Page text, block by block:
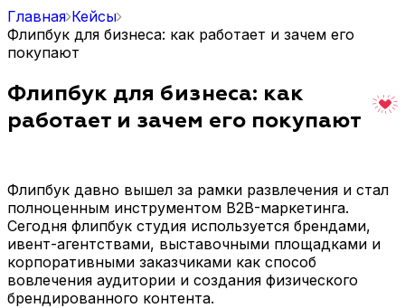
Главная Кейсы
Флипбук для бизнеса: как работает и зачем его
покупают
Флипбук для бизнеса: как
работает и зачем его покупают
Флипбук давно вышел за рамки развлечения и стал
полноценным инструментом B2B-маркетинга.
Сегодня флипбук студия используется брендами,
ивент-агентствами, выставочными площадками и
корпоративными заказчиками как способ
вовлечения аудитории и создания физического
брендированного контента.